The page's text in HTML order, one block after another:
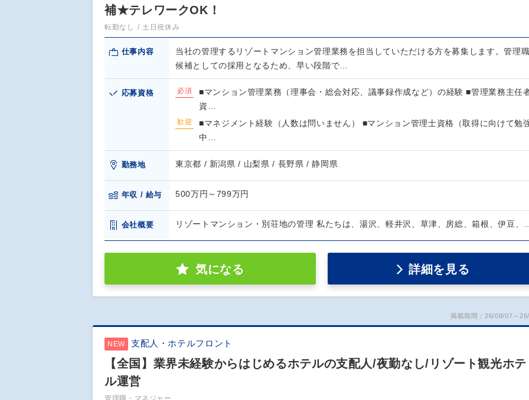
補★テレワークOK！
転勤なし 土日祝休み
仕事内容
当社の管理するリゾートマンション管理業務を担当していただける方を募集します。管理職
候補としての採用となるため、早い段階で…
応募資格 必須
■マンション管理業務（理事会・総会対応、議事録作成など）の経験 ■管理業務主任
資…
歓迎
■マネジメント経験（人数は問いません） ■マンション管理士資格（取得に向けて勉
中…
勤務地 東京都 / 新潟県 / 山梨県 / 長野県 / 静岡県
年収 / 給与 500万円～799万円
会社概要 リゾートマンション・別荘地の管理 私たちは、湯沢、軽井沢、草津、房総、箱根、伊豆、…
気になる 詳細を見る
掲載期間：26/08/07～
NEW 支配人・ホテルフロント
【全国】業界未経験からはじめるホテルの支配人/夜勤なし/リゾート観光ホテ
ル運営
管理職・マネジャー